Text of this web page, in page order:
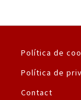
Política de
Política de
Contact